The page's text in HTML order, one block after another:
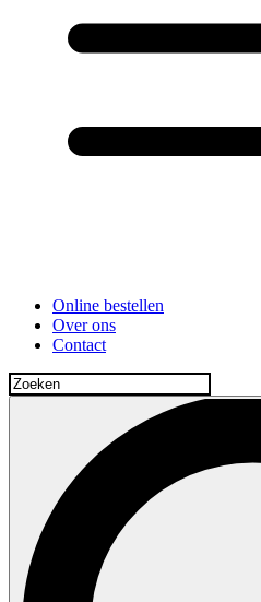
Online bestellen
Over ons
Contact